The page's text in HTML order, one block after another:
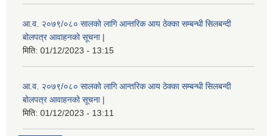
आ.व. २०७९/०८० सालको लागि आन्तरिक आय ठेक्का सम्बन्धी सिलबन्दी
बोलपत्र आवाहनको सूचना |
मिति: 01/12/2023 - 13:15
आ.व. २०७९/०८० सालको लागि आन्तरिक आय ठेक्का सम्बन्धी सिलबन्दी
बोलपत्र आवाहनको सूचना |
मिति: 01/12/2023 - 13:11